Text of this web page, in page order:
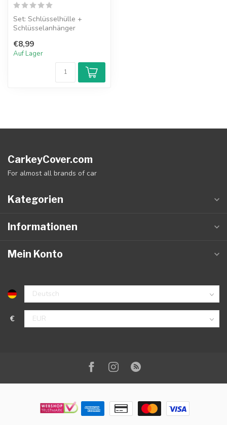
Set: Schlüsselhülle +
Schlüsselanhänger
€8,99
Auf Lager
CarkeyCover.com
For almost all brands of car
Kategorien
Informationen
Mein Konto
€